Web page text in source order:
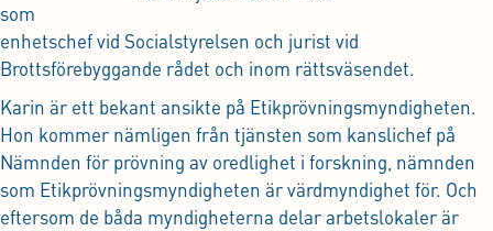
som
enhetschef vid Socialstyrelsen och jurist vid
Brottsförebyggande rådet och inom rättsväsendet.
Karin är ett bekant ansikte på Etikprövningsmyndigheten.
Hon kommer nämligen från tjänsten som kanslichef på
Nämnden för prövning av oredlighet i forskning, nämnden
som Etikprövningsmyndigheten är värdmyndighet för. Och
eftersom de båda myndigheterna delar arbetslokaler är